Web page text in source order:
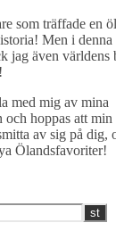
som träffade en
Men i denna
jag även världens
med mig av mina
och hoppas att
av sig på dig,
Ölandsfavoriter!